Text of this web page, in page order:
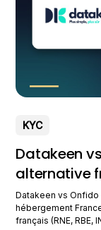
KYC
Datakeen
alternative
Datakeen vs Onfido
hébergement
français (RNE, RBE,